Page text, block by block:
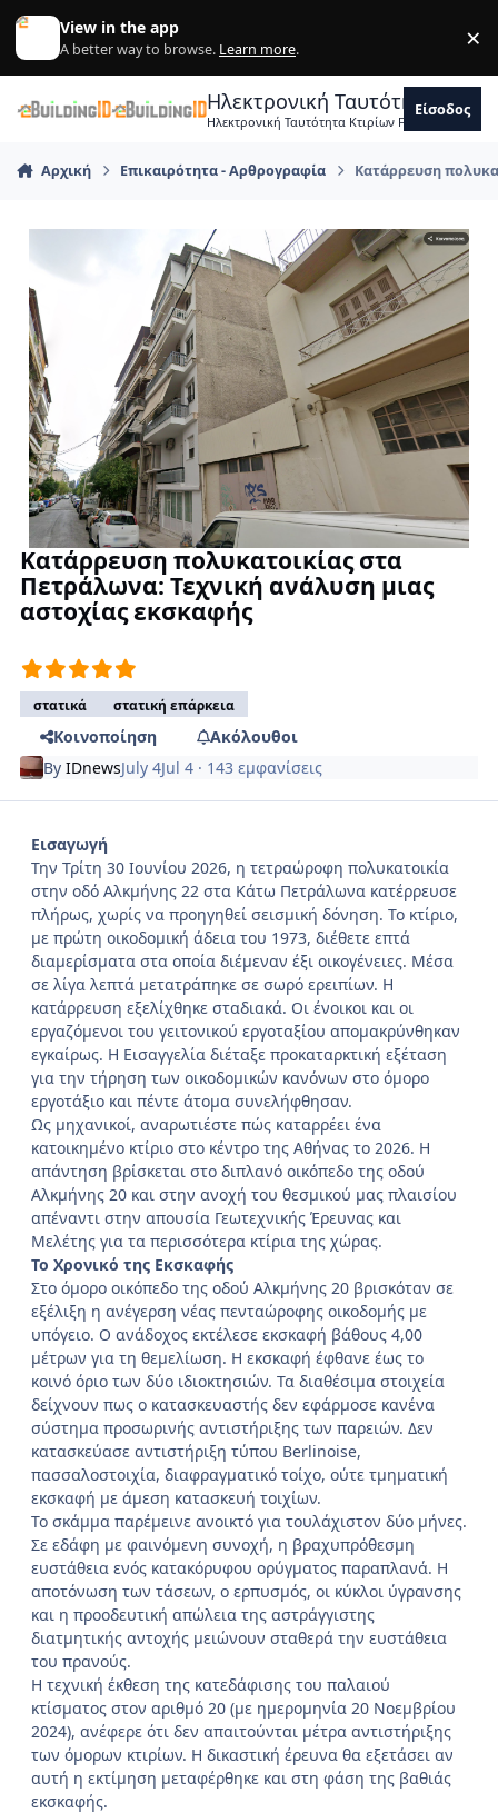
Skip to content
View in the app
A better way to browse. Learn more. ×
Ηλεκτρονική Ταυτότητα
Ηλεκτρονική Ταυτότητα Κτιρίων Forum
Είσοδος
Αρχική Επικαιρότητα - Αρθρογραφία Κατάρρευση
Κατάρρευση πολυκατοικίας στα
Πετράλωνα: Τεχνική ανάλυση μιας
αστοχίας εκσκαφής
στατικά στατική επάρκεια
Κοινοποίηση
Ακόλουθοι
ByIDnewsJuly 4Jul 4 · 143 εμφανίσεις
Εισαγωγή
Την Τρίτη 30 Ιουνίου 2026, η τετραώροφη πολυκατοικία
στην οδό Αλκμήνης 22 στα Κάτω Πετράλωνα κατέρρευσε
πλήρως, χωρίς να προηγηθεί σεισμική δόνηση. Το κτίριο,
με πρώτη οικοδομική άδεια του 1973, διέθετε επτά
διαμερίσματα στα οποία διέμεναν έξι οικογένειες. Μέσα
σε λίγα λεπτά μετατράπηκε σε σωρό ερειπίων. Η
κατάρρευση εξελίχθηκε σταδιακά. Οι ένοικοι και οι
εργαζόμενοι του γειτονικού εργοταξίου απομακρύνθηκαν
εγκαίρως. Η Εισαγγελία διέταξε προκαταρκτική εξέταση
για την τήρηση των οικοδομικών κανόνων στο όμορο
εργοτάξιο και πέντε άτομα συνελήφθησαν.
Ως μηχανικοί, αναρωτιέστε πώς καταρρέει ένα
κατοικημένο κτίριο στο κέντρο της Αθήνας το 2026. Η
απάντηση βρίσκεται στο διπλανό οικόπεδο της οδού
Αλκμήνης 20 και στην ανοχή του θεσμικού μας πλαισίου
απέναντι στην απουσία Γεωτεχνικής Έρευνας και
Μελέτης για τα περισσότερα κτίρια της χώρας.
Το Χρονικό της Εκσκαφής
Στο όμορο οικόπεδο της οδού Αλκμήνης 20 βρισκόταν σε
εξέλιξη η ανέγερση νέας πενταώροφης οικοδομής με
υπόγειο. Ο ανάδοχος εκτέλεσε εκσκαφή βάθους 4,00
μέτρων για τη θεμελίωση. Η εκσκαφή έφθανε έως το
κοινό όριο των δύο ιδιοκτησιών. Τα διαθέσιμα στοιχεία
δείχνουν πως ο κατασκευαστής δεν εφάρμοσε κανένα
σύστημα προσωρινής αντιστήριξης των παρειών. Δεν
κατασκεύασε αντιστήριξη τύπου Berlinoise,
πασσαλοστοιχία, διαφραγματικό τοίχο, ούτε τμηματική
εκσκαφή με άμεση κατασκευή τοιχίων.
Το σκάμμα παρέμεινε ανοικτό για τουλάχιστον δύο μήνες.
Σε εδάφη με φαινόμενη συνοχή, η βραχυπρόθεσμη
ευστάθεια ενός κατακόρυφου ορύγματος παραπλανά. Η
αποτόνωση των τάσεων, ο ερπυσμός, οι κύκλοι ύγρανσης
και η προοδευτική απώλεια της αστράγγιστης
διατμητικής αντοχής μειώνουν σταθερά την ευστάθεια
του πρανούς.
Η τεχνική έκθεση της κατεδάφισης του παλαιού
κτίσματος στον αριθμό 20 (με ημερομηνία 20 Νοεμβρίου
2024), ανέφερε ότι δεν απαιτούνται μέτρα αντιστήριξης
των όμορων κτιρίων. Η δικαστική έρευνα θα εξετάσει αν
αυτή η εκτίμηση μεταφέρθηκε και στη φάση της βαθιάς
εκσκαφής.